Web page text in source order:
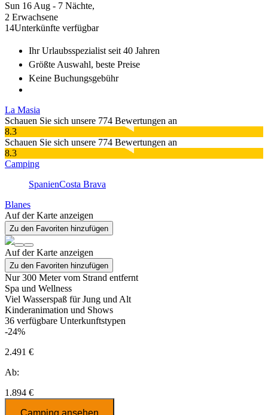
Sun 16 Aug - 7 Nächte,
2 Erwachsene
14Unterkünfte verfügbar
Ihr Urlaubsspezialistseit 40 Jahren
Größte Auswahl, beste Preise
Keine Buchungsgebühr
La Masia
Schauen Sie sich unsere 774 Bewertungen an
8.3
Schauen Sie sich unsere 774 Bewertungen an
8.3
Camping
SpanienCosta Brava
Blanes
Auf der Karte anzeigen
Zu den Favoriten hinzufügen
Auf der Karte anzeigen
Zu den Favoriten hinzufügen
Nur 300 Meter vom Strand entfernt
Spa und Wellness
Viel Wasserspaß für Jung und Alt
Kinderanimation und Shows
36 verfügbare Unterkunftstypen
-24%
2.491 €
Ab:
1.894 €